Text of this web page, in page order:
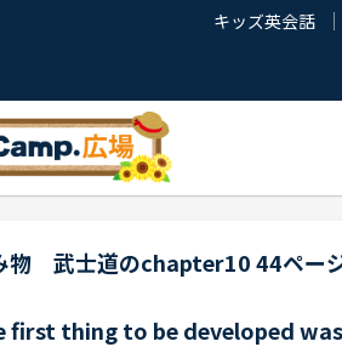
キッズ英会話
物 武士道のchapter10 44ページ
first thing to be developed